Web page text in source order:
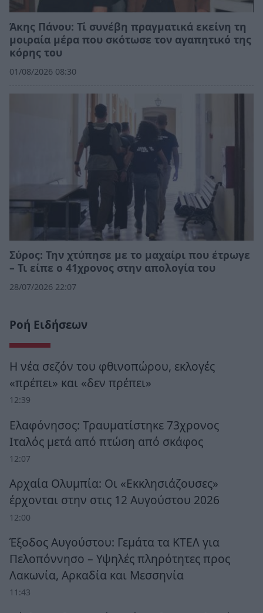
Άκης Πάνου: Τί συνέβη πραγματικά εκείνη τη
μοιραία μέρα που σκότωσε τον αγαπητικό της
κόρης του
01/08/2026 08:30
Σύρος: Την χτύπησε με το μαχαίρι που έτρωγε
– Τι είπε ο 41χρονος στην απολογία του
28/07/2026 22:07
Ροή Ειδήσεων
Η νέα σεζόν του φθινοπώρου, εκλογές
«πρέπει» και «δεν πρέπει»
12:39
Ελαφόνησος: Τραυματίστηκε 73χρονος
Ιταλός μετά από πτώση από σκάφος
12:07
Αρχαία Ολυμπία: Οι «Εκκλησιάζουσες»
έρχονται στην στις 12 Αυγούστου 2026
12:00
Έξοδος Αυγούστου: Γεμάτα τα ΚΤΕΛ για
Πελοπόννησο – Υψηλές πληρότητες προς
Λακωνία, Αρκαδία και Μεσσηνία
11:43